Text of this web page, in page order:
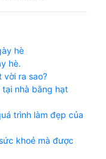
hè
hè.
vời ra sao?
nhà bằng hạt
trình làm đẹp của
khoẻ mà được